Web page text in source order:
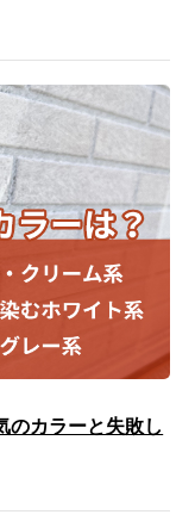
のカラーと失敗し